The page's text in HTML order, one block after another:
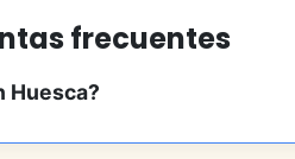
frecuentes
Huesca?